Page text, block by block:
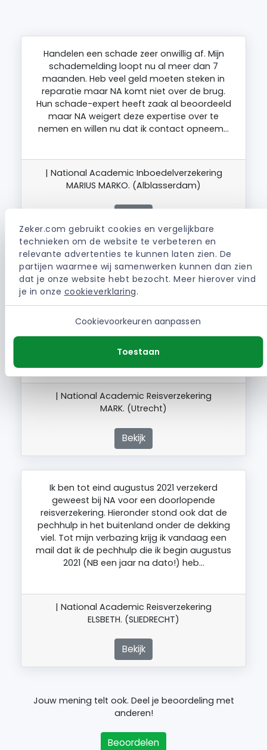
Zeker.com gebruikt cookies en vergelijkbare
technieken om de website te verbeteren en
relevante advertenties te kunnen laten zien. De
partijen waarmee wij samenwerken kunnen dan zien
dat je onze website hebt bezocht. Meer hierover vind
je in onze cookieverklaring.
Cookievoorkeuren aanpassen
Toestaan
Handelen een schade zeer onwillig af. Mijn
schademelding loopt nu al meer dan 7
maanden. Heb veel geld moeten steken in
reparatie maar NA komt niet over de brug.
Hun schade-expert heeft zaak al beoordeeld
maar NA weigert deze expertise over te
nemen en willen nu dat ik contact opneem…
| National Academic Inboedelverzekering
MARIUS MARKO. (Alblasserdam)
Hallo Allemaal, Helaas heb ik een slechte
ervaring met de National Academic
reisverzekering. Na het melden van de schade
er bij thuiskomst pas achter dat de
alarmcentrale niet van National Academic is.
De vergoedingen die werden aangegeven…
| National Academic Reisverzekering
MARK. (Utrecht)
Bekijk
Ik ben tot eind augustus 2021 verzekerd
geweest bij NA voor een doorlopende
reisverzekering. Hieronder stond ook dat de
pechhulp in het buitenland onder de dekking
viel. Tot mijn verbazing krijg ik vandaag een
mail dat ik de pechhulp die ik begin augustus
2021 (NB een jaar na dato!) heb…
| National Academic Reisverzekering
ELSBETH. (SLIEDRECHT)
Bekijk
Jouw mening telt ook. Deel je beoordeling met
anderen!
Beoordelen